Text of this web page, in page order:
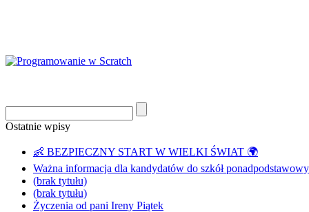
Ostatnie wpisy
👶 BEZPIECZNY START W WIELKI ŚWIAT 🌍
Ważna informacja dla kandydatów do szkół
(brak tytułu)
(brak tytułu)
Życzenia od pani Ireny Piątek